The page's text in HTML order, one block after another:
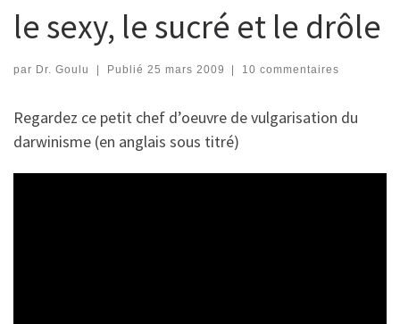
le sexy, le sucré et le drôle
par Dr. Goulu | Publié 25 mars 2009 | 10 commentaires
Regardez ce petit chef d’oeuvre de vulgarisation du
darwinisme (en anglais sous titré)